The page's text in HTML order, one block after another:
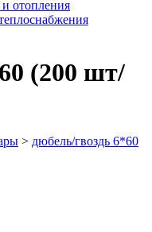
отопления
(200 шт/
> дюбель/гвоздь 6*60